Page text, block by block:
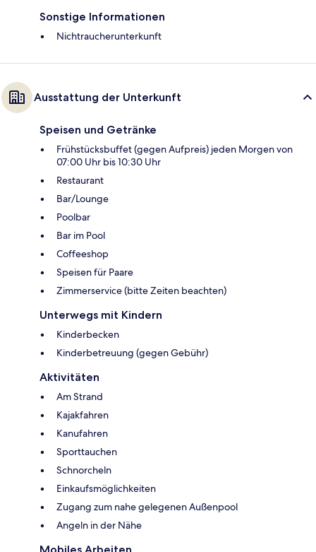
Sonstige Informationen
Nichtraucherunterkunft
Ausstattung der Unterkunft
Speisen und Getränke
Frühstücksbuffet (gegen Aufpreis) jeden Morgen von
07:00 Uhr bis 10:30 Uhr
Restaurant
Bar/Lounge
Poolbar
Bar im Pool
Coffeeshop
Speisen für Paare
Zimmerservice (bitte Zeiten beachten)
Unterwegs mit Kindern
Kinderbecken
Kinderbetreuung (gegen Gebühr)
Aktivitäten
Am Strand
Kajakfahren
Kanufahren
Sporttauchen
Schnorcheln
Einkaufsmöglichkeiten
Zugang zum nahe gelegenen Außenpool
Angeln in der Nähe